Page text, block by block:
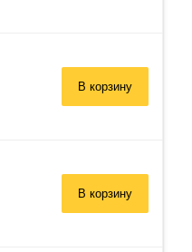
В корзину
В корзину